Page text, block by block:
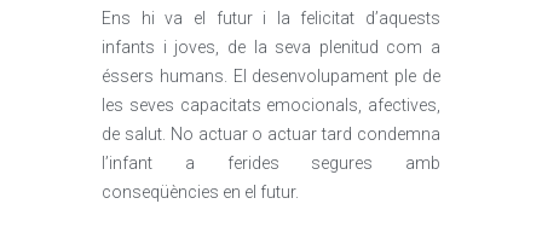
Ens hi va el futur i la felicitat d’aquests
infants i joves, de la seva plenitud com a
éssers humans. El desenvolupament ple de
les seves capacitats emocionals, afectives,
de salut. No actuar o actuar tard condemna
l’infant a ferides segures amb
conseqüències en el futur.